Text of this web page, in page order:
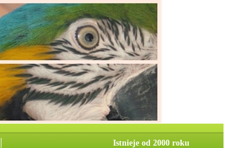
Istnieje od 2000 roku